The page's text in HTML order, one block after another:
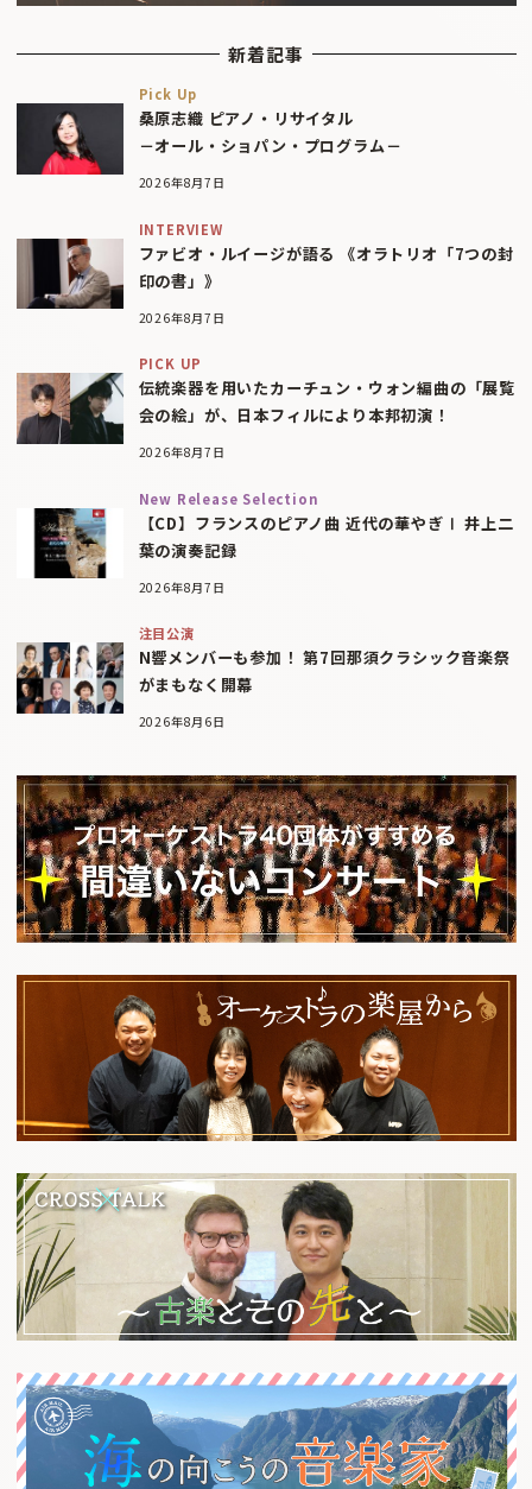
新着記事
Pick Up
桑原志織 ピアノ・リサイタル
－オール・ショパン・プログラム－
2026年8月7日
INTERVIEW
ファビオ・ルイージが語る 《オラトリオ「7つの封
印の書」》
2026年8月7日
PICK UP
伝統楽器を用いたカーチュン・ウォン編曲の「展覧
会の絵」が、日本フィルにより本邦初演！
2026年8月7日
New Release Selection
【CD】フランスのピアノ曲 近代の華やぎⅠ 井上二
葉の演奏記録
2026年8月7日
注目公演
N響メンバーも参加！ 第7回那須クラシック音楽祭
がまもなく開幕
2026年8月6日